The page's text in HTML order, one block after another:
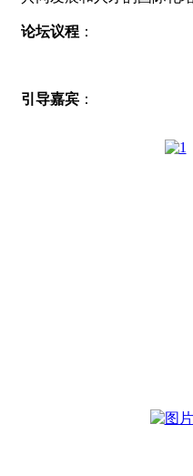
论坛议程 ：
引导嘉宾 ：